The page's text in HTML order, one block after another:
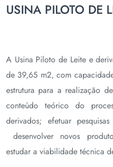
USINA PILOTO DE
A Usina Piloto de Leite e
de 39,65 m2, com
estrutura para a realização
conteúdo teórico do
derivados; efetuar
desenvolver novos
estudar a viabilidade técnica